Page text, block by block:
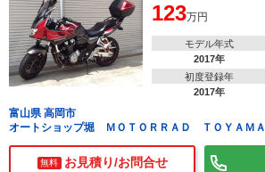
123万円
モデル年式
2017年
初度登録年
2017年
富山県 高岡市
オートショップ堀 ＭＯＴＯＲＲＡＤ ＴＯＹＡＭＡ
無料 お見積り/お問合せ